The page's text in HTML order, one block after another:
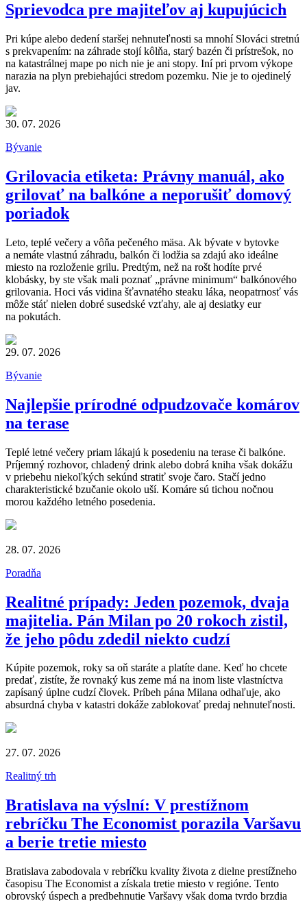
Sprievodca pre majiteľov aj kupujúcich
Pri kúpe alebo dedení staršej nehnuteľnosti sa mnohí Slováci stretnú
s prekvapením: na záhrade stojí kôlňa, starý bazén či prístrešok, no
na katastrálnej mape po nich nie je ani stopy. Iní pri prvom výkope
narazia na plyn prebiehajúci stredom pozemku. Nie je to ojedinelý
jav.
30. 07. 2026
Bývanie
Grilovacia etiketa: Právny manuál, ako
grilovať na balkóne a neporušiť domový
poriadok
Leto, teplé večery a vôňa pečeného mäsa. Ak bývate v bytovke
a nemáte vlastnú záhradu, balkón či lodžia sa zdajú ako ideálne
miesto na rozloženie grilu. Predtým, než na rošt hodíte prvé
klobásky, by ste však mali poznať „právne minimum“ balkónového
grilovania. Hoci vás vidina šťavnatého steaku láka, neopatrnosť vás
môže stáť nielen dobré susedské vzťahy, ale aj desiatky eur
na pokutách.
29. 07. 2026
Bývanie
Najlepšie prírodné odpudzovače komárov
na terase
Teplé letné večery priam lákajú k posedeniu na terase či balkóne.
Príjemný rozhovor, chladený drink alebo dobrá kniha však dokážu
v priebehu niekoľkých sekúnd stratiť svoje čaro. Stačí jedno
charakteristické bzučanie okolo uší. Komáre sú tichou nočnou
morou každého letného posedenia.
28. 07. 2026
Poradňa
Realitné prípady: Jeden pozemok, dvaja
majitelia. Pán Milan po 20 rokoch zistil,
že jeho pôdu zdedil niekto cudzí
Kúpite pozemok, roky sa oň staráte a platíte dane. Keď ho chcete
predať, zistíte, že rovnaký kus zeme má na inom liste vlastníctva
zapísaný úplne cudzí človek. Príbeh pána Milana odhaľuje, ako
absurdná chyba v katastri dokáže zablokovať predaj nehnuteľnosti.
27. 07. 2026
Realitný trh
Bratislava na výslní: V prestížnom
rebríčku The Economist porazila Varšavu
a berie tretie miesto
Bratislava zabodovala v rebríčku kvality života z dielne prestížneho
časopisu The Economist a získala tretie miesto v regióne. Tento
obrovský úspech a predbehnutie Varšavy však doma tvrdo brzdia